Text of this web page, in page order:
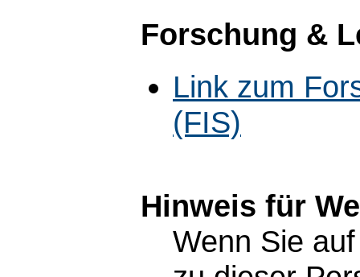
Forschung &
Link zum
(FIS)
Hinweis für
Wenn Sie